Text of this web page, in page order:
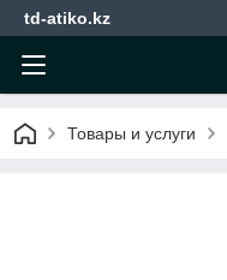
td-atiko.kz
Товары и услуги